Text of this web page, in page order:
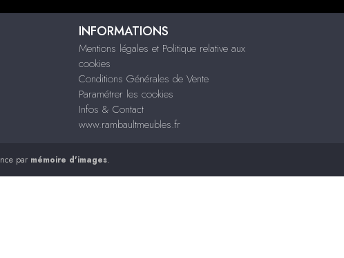
INFORMATIONS
Mentions légales et Politique relative aux
cookies
Conditions Générales de Vente
Paramétrer les cookies
Infos & Contact
www.rambaultmeubles.fr
par mémoire d'images.